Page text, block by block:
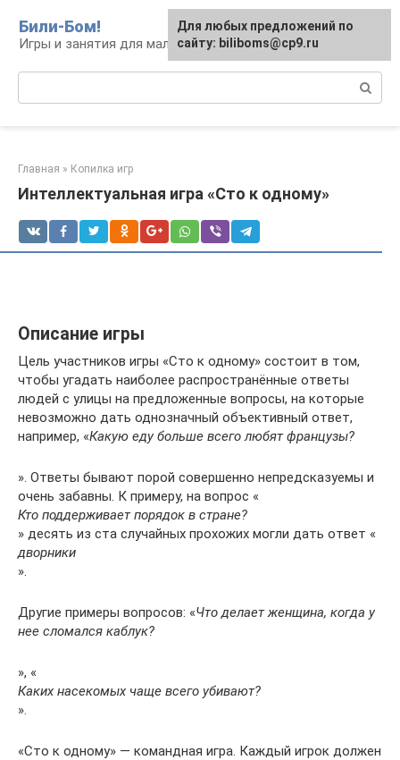
контенту
Били-Бом!
Игры и занятия для малышей и школьников
Главная » Копилка игр
Интеллектуальная игра «Сто к одному»
Описание игры
Цель участников игры «Сто к одному» состоит в том,
чтобы угадать наиболее распространённые ответы
людей с улицы на предложенные вопросы, на которые
невозможно дать однозначный объективный ответ,
например, «Какую еду больше всего любят французы?
». Ответы бывают порой совершенно непредсказуемы и
очень забавны. К примеру, на вопрос «
Кто поддерживает порядок в стране?
» десять из ста случайных прохожих могли дать ответ «
дворники
».
Другие примеры вопросов: «Что делает женщина, когда у
нее сломался каблук?
», «
Каких насекомых чаще всего убивают?
».
«Сто к одному» — командная игра. Каждый игрок должен
Для любых предложений по
сайту: biliboms@cp9.ru